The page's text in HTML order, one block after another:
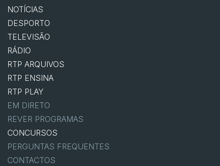
NOTÍCIAS
DESPORTO
TELEVISÃO
RÁDIO
RTP ARQUIVOS
RTP ENSINA
RTP PLAY
EM DIRETO
REVER PROGRAMAS
CONCURSOS
PERGUNTAS FREQUENTES
CONTACTOS